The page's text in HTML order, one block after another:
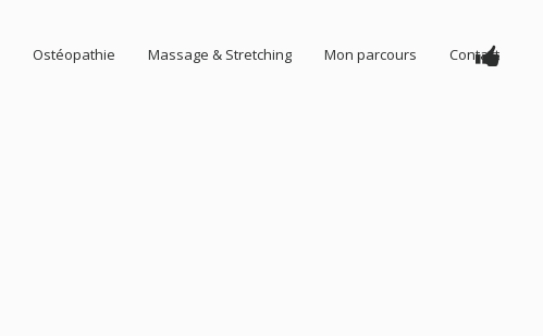
Ostéopathie Massage & Stretching Mon parcours Contact